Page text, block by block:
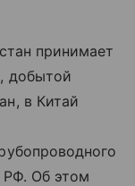
принимает
добытой
в Китай
РФ. Об этом